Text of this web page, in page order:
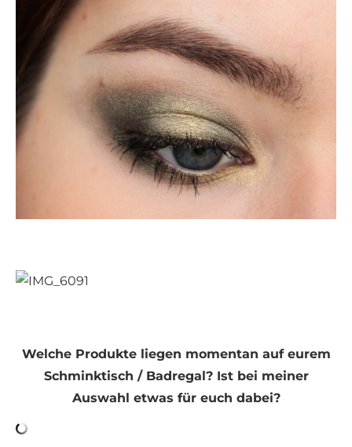
Welche Produkte liegen momentan auf eurem
Schminktisch / Badregal? Ist bei meiner
Auswahl etwas für euch dabei?